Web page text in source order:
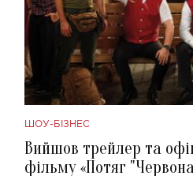
ШОУ-БІЗНЕС
Вийшов трейлер та
фільму «Потяг